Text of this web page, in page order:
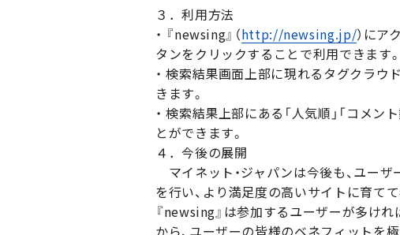
３．利用方法
・ 『newsing』（http://newsing.jp/）にア
タンをクリックすることで利用できます。
・ 検索結果画面上部に現れるタグクラ
きます。
・ 検索結果上部にある「人気順」「コメ
とができます。
４．今後の展開
マイネット・ジャパンは今後も、ユー
を行い、より満足度の高いサイトに育てて
『newsing』は参加するユーザーが多け
から、ユーザーの皆様のベネフィットを